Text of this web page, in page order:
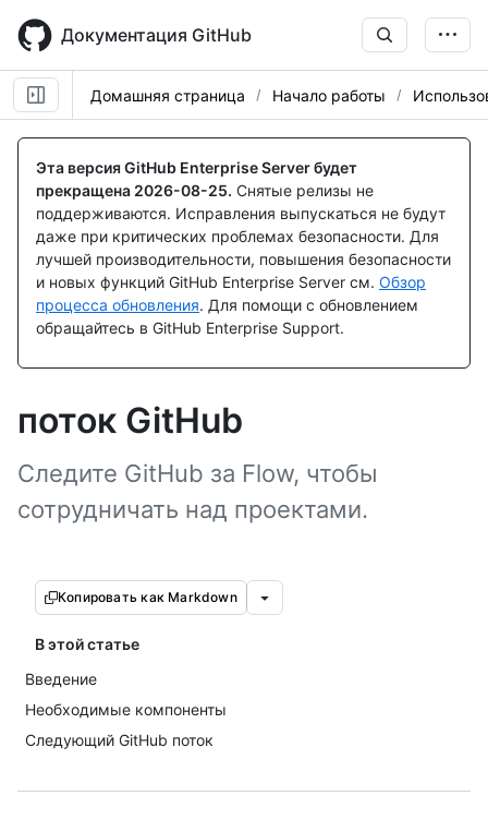
main
content
Документация GitHub
Домашняя страница Начало работы
Эта версия GitHub Enterprise Server будет
прекращена 2026-08-25. Снятые релизы не
поддерживаются. Исправления выпускаться не будут
даже при критических проблемах безопасности. Для
лучшей производительности, повышения безопасности
и новых функций GitHub Enterprise Server см. Обзор
процесса обновления. Для помощи с обновлением
обращайтесь в GitHub Enterprise Support.
поток GitHub
Следите GitHub за Flow, чтобы
сотрудничать над проектами.
Копировать как Markdown
В этой статье
Введение
Необходимые компоненты
Следующий GitHub поток